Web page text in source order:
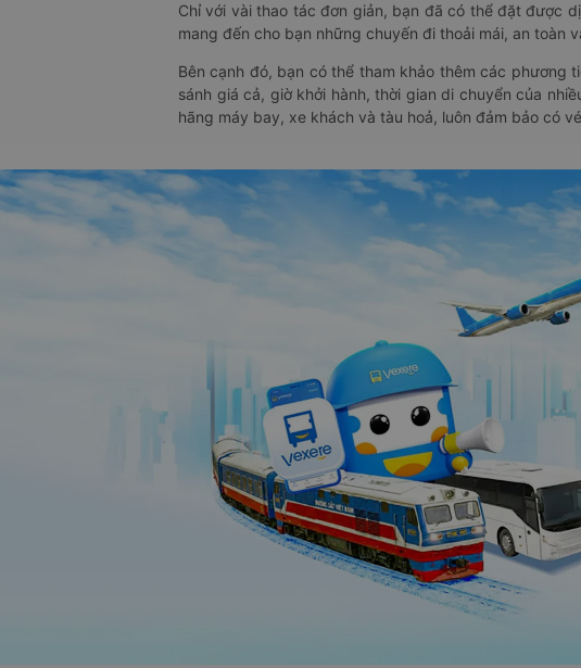
Chỉ với vài thao tác đơn giản, bạn đã có thể đặt được
mang đến cho bạn những chuyến đi thoải mái, an toàn
Bên cạnh đó, bạn có thể tham khảo thêm các phương
sánh giá cả, giờ khởi hành, thời gian di chuyển của
hãng máy bay, xe khách và tàu hoả, luôn đảm bảo có